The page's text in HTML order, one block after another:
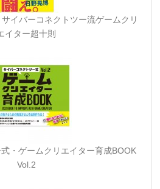
イバーコネクトツー流ゲームクリ
イター超十則
・ゲームクリエイター育成BOOK
Vol.2